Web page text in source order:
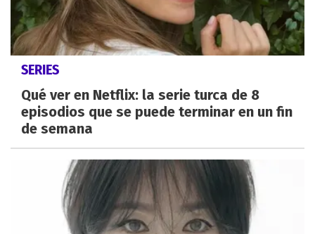
SERIES
Qué ver en Netflix: la serie turca de 8
episodios que se puede terminar en un fin
de semana